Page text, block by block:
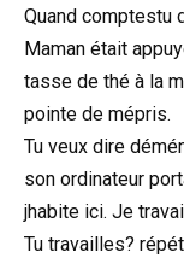
Quand comptestu
Maman était
tasse de thé à la
pointe de mépris.
Tu veux dire
son ordinateur
jhabite ici. Je
Tu travailles?